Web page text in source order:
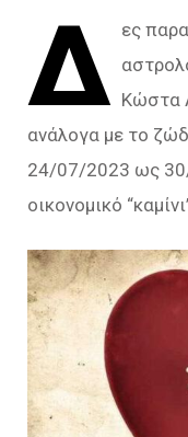
Δ ες
Κώστα
ανάλογα με το
24/07/2023 ως
οικονομικό